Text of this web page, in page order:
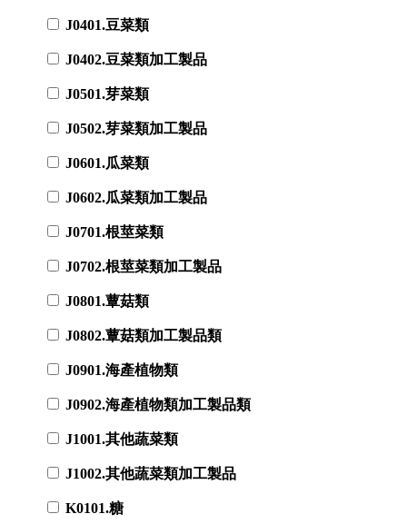
J0401.豆菜類
J0402.豆菜類加工製品
J0501.芽菜類
J0502.芽菜類加工製品
J0601.瓜菜類
J0602.瓜菜類加工製品
J0701.根莖菜類
J0702.根莖菜類加工製品
J0801.蕈菇類
J0802.蕈菇類加工製品類
J0901.海產植物類
J0902.海產植物類加工製品類
J1001.其他蔬菜類
J1002.其他蔬菜類加工製品
K0101.糖